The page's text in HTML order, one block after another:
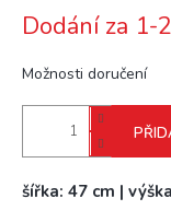
cena:
Dodání za 1-
Možnosti doručení
šířka: 47 cm |